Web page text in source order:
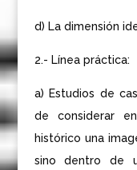
d) La dimensión
2.- Línea práctica:
a) Estudios de
de considerar
histórico una
sino dentro de